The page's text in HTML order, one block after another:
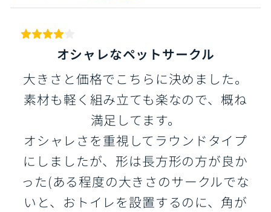
オシャレなペットサークル
大きさと価格でこちらに決めました。
素材も軽く組み立ても楽なので、概ね
満足してます。
オシャレさを重視してラウンドタイプ
にしましたが、形は長方形の方が良か
った(ある程度の大きさのサークルでな
いと、おトイレを設置するのに、角が